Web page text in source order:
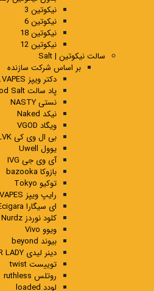
نیکوتین 3
نیکوتین 6
نیکوتین 18
نیکوتین 12
سالت نیکوتین | Salt
بر اساس شرکت سازنده
دکتر ویپز DR.VAPES
پاد سالت Pod Salt
نستی NASTY
نیکد Naked
ویگاد VGOD
بی ال وی کی BLVK
یوول Uwell
آی وی جی IVG
بازوکا bazooka
توکیو Tokyo
رایپ ویپز RIPE VAPES
ای سیگارا Ecigara
کلود نوردز Cloud Nurdz
ویوو Vivo
بیوند beyond
دینر لیدی DINNER LADY
توییست twist
روتلس ruthless
لودد loaded